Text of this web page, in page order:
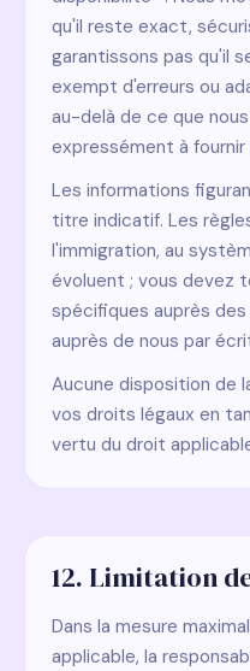
qu'il reste exact,
garantissons pas qu'il
exempt d'erreurs ou
au-delà de ce que
expressément à
Les informations
titre indicatif. Les
l'immigration, au
évoluent ; vous devez
spécifiques auprès
auprès de nous par
Aucune disposition de
vos droits légaux en
vertu du droit
12. Limitation
Dans la mesure
applicable, la